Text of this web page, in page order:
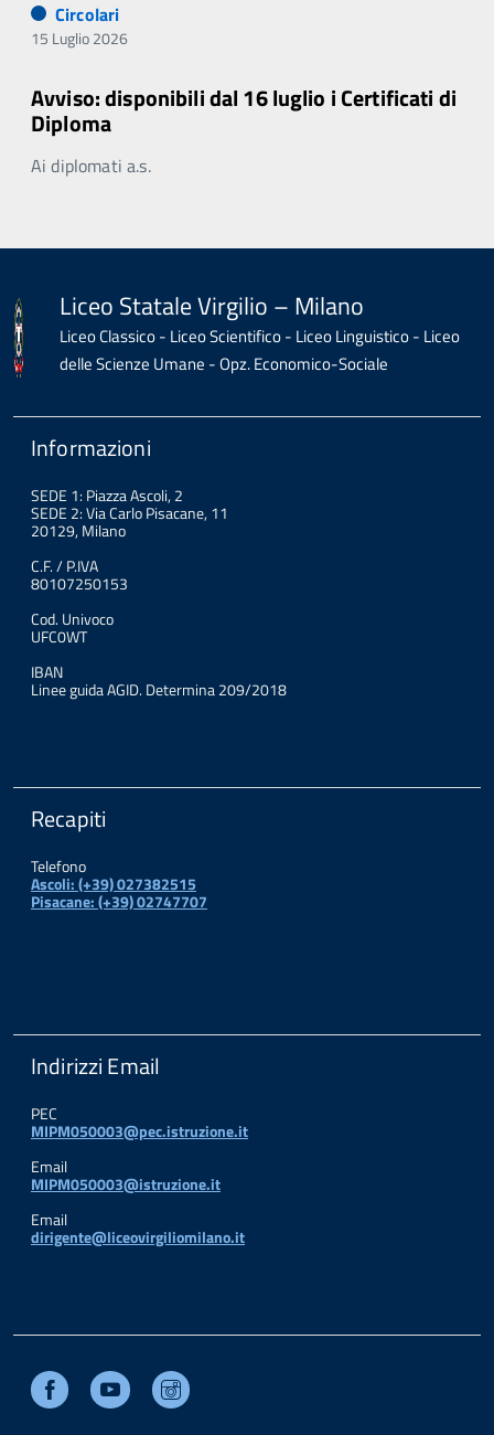
Circolari
15 Luglio 2026
Avviso: disponibili dal 16 luglio i Certificati di
Diploma
Ai diplomati a.s.
Liceo Statale Virgilio – Milano
Liceo Classico - Liceo Scientifico - Liceo Linguistico - Liceo
delle Scienze Umane - Opz. Economico-Sociale
Informazioni
SEDE 1: Piazza Ascoli, 2
SEDE 2: Via Carlo Pisacane, 11
20129, Milano
C.F. / P.IVA
80107250153
Cod. Univoco
UFC0WT
IBAN
Linee guida AGID. Determina 209/2018
Recapiti
Telefono
Ascoli: (+39) 027382515
Pisacane: (+39) 02747707
Indirizzi Email
PEC
MIPM050003@pec.istruzione.it
Email
MIPM050003@istruzione.it
Email
dirigente@liceovirgiliomilano.it
Facebook Youtube